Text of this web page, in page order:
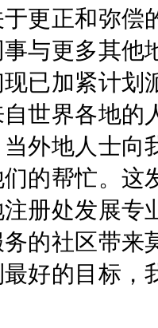
更正和弥偿
与更多其
已加紧计划
世界各地的
外地人士向
的帮忙。
册处发展专
的社区带来
好的目标，